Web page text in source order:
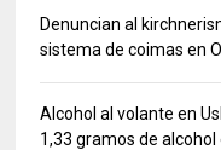
Denuncian al
sistema de coimas en
Alcohol al volante en
1,33 gramos de alcohol